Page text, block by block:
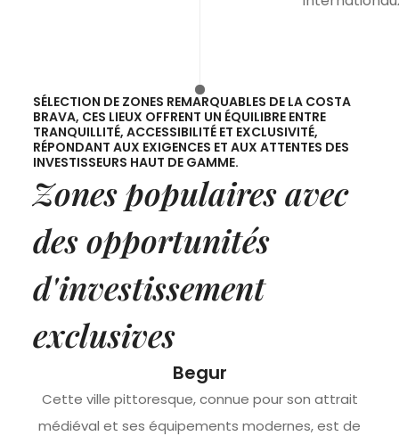
SÉLECTION DE ZONES REMARQUABLES DE LA COSTA
BRAVA, CES LIEUX OFFRENT UN ÉQUILIBRE ENTRE
TRANQUILLITÉ, ACCESSIBILITÉ ET EXCLUSIVITÉ,
RÉPONDANT AUX EXIGENCES ET AUX ATTENTES DES
INVESTISSEURS HAUT DE GAMME.
Zones populaires avec
des opportunités
d'investissement
exclusives
Begur
Cette ville pittoresque, connue pour son attrait
médiéval et ses équipements modernes, est de